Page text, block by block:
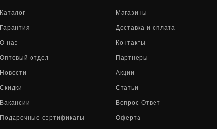
Каталог Магазины
Гарантия Доставка и оплата
О нас Контакты
Оптовый отдел Партнеры
Новости Акции
Скидки Статьи
Вакансии Вопрос-Ответ
Подарочные сертификаты Оферта